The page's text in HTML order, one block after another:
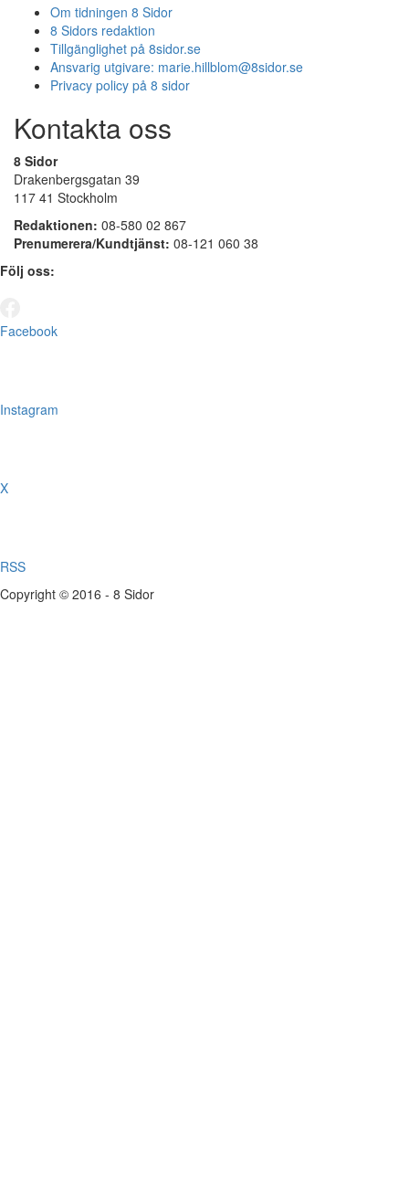
Om tidningen 8 Sidor
8 Sidors redaktion
Tillgänglighet på 8sidor.se
Ansvarig utgivare: marie.hillblom@8sidor.se
Privacy policy på 8 sidor
Kontakta oss
8 Sidor
Drakenbergsgatan 39
117 41 Stockholm
Redaktionen: 08-580 02 867
Prenumerera/Kundtjänst: 08-121 060 38
Följ oss:
Facebook
Instagram
X
RSS
Copyright © 2016 - 8 Sidor